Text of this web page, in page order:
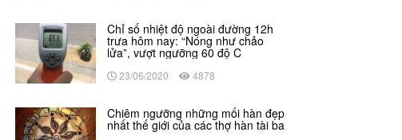
Chỉ số nhiệt độ ngoài đường 12h
trưa hôm nay: “Nóng như chảo
lửa”, vượt ngưỡng 60 độ C
23/06/2020 4878
Chiêm ngưỡng những mối hàn đẹp
nhất thế giới của các thợ hàn tài ba